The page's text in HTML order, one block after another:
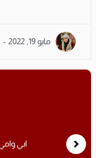
مايو 19, 2022
ابي